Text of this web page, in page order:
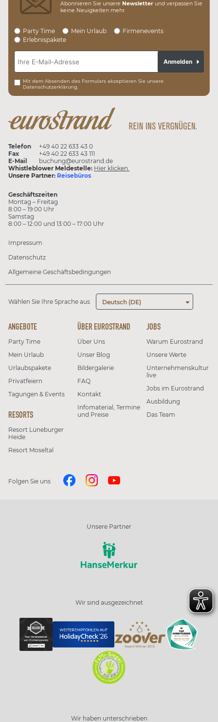
Abonnieren Sie unsere Newsletter und verpassen Sie
keine Neuigkeiten mehr.
Party Time Mein Urlaub
Firmenevents
Erlebnispakete
Mit dem Absenden des Formulars akzeptieren Sie unsere
Datenschutzerklärung.
Anmelden
Telefon
+49 40 22 633 43 0
Fax
+49 40 22 633 43 111
E-Mail
buchung@eurostrand.de
Whistleblower Meldestelle: Hier klicken.
Unsere Partner: Reisebüros
Geschäftszeiten
Montag – Freitag
8:00 – 19:00 Uhr
Samstag
8:00 – 12:00 und 13:00 – 17:00 Uhr
Impressum
Datenschutz
Allgemeine Geschäftsbedingungen
Wählen Sie Ihre Sprache aus Deutsch (DE)
ANGEBOTE
Party Time
Mein Urlaub
Urlaubspakete
Privatfeiern
Tagungen & Events
RESORTS
Resort Lüneburger
Heide
Resort Moseltal
ÜBER EUROSTRAND
Über Uns
Unser Blog
Bildergalerie
FAQ
Kontakt
Infomaterial, Termine
und Preise
JOBS
Warum Eurostrand
Unsere Werte
Unternehmenskultur
live
Jobs im Eurostrand
Ausbildung
Das Team
Folgen Sie uns
Unsere Partner
Wir sind ausgezeichnet
Wir haben unterschrieben